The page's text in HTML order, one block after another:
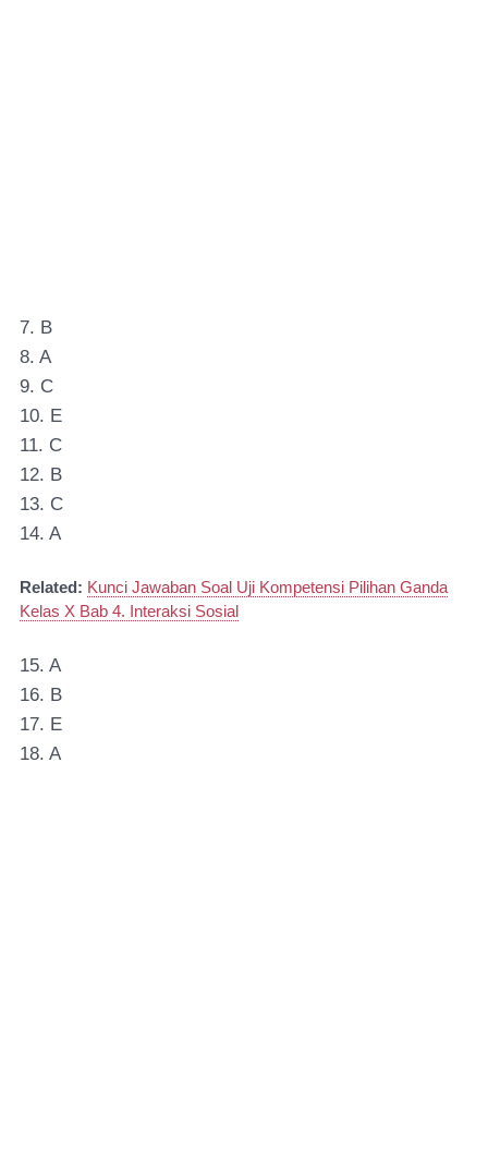
7. B
8. A
9. C
10. E
11. C
12. B
13. C
14. A
Related: Kunci Jawaban Soal Uji Kompetensi Pilihan Ganda
Kelas X Bab 4. Interaksi Sosial
15. A
16. B
17. E
18. A